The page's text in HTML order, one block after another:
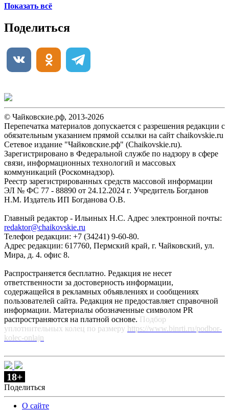
Показать всё
Поделиться
© Чайковские.рф, 2013-2026
Перепечатка материалов допускается с разрешения редакции с
обязательным указанием прямой ссылки на сайт chaikovskie.ru
Сетевое издание "Чайковские.рф" (Chaikovskie.ru).
Зарегистрировано в Федеральной службе по надзору в сфере
связи, информационных технологий и массовых
коммуникаций (Роскомнадзор).
Реестр зарегистрированных средств массовой информации
ЭЛ № ФС 77 - 88890 от 24.12.2024 г. Учредитель Богданов
Н.М. Издатель ИП Богданова О.В.
Главный редактор - Ильиных Н.С. Адрес электронной почты:
redaktor@chaikovskie.ru
Телефон редакции: +7 (34241) 9-60-80.
Адрес редакции: 617760, Пермский край, г. Чайковский, ул.
Мира, д. 4. офис 8.
Распространяется бесплатно. Редакция не несет
ответственности за достоверность информации,
содержащейся в рекламных объявлениях и сообщениях
пользователей сайта. Редакция не предоставляет справочной
информации. Материалы обозначенные символом PR
распространяются на платной основе. Подбор
уплотнительных колец по размеру https://www.binrti.ru/podbor-
kolec-onlajn
18+
Поделиться
О сайте